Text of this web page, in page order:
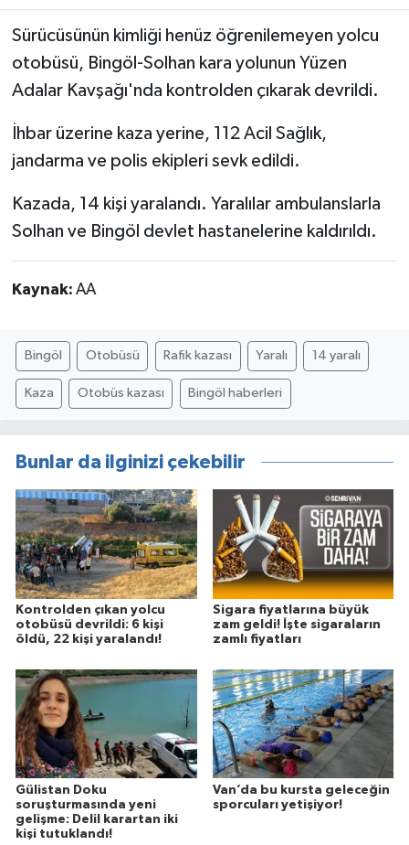
Sürücüsünün kimliği henüz öğrenilemeyen yolcu
otobüsü, Bingöl-Solhan kara yolunun Yüzen
Adalar Kavşağı'nda kontrolden çıkarak devrildi.
İhbar üzerine kaza yerine, 112 Acil Sağlık,
jandarma ve polis ekipleri sevk edildi.
Kazada, 14 kişi yaralandı. Yaralılar ambulanslarla
Solhan ve Bingöl devlet hastanelerine kaldırıldı.
Kaynak: AA
Bingöl Otobüsü Rafik kazası Yaralı 14 yaralı
Kaza Otobüs kazası Bingöl haberleri
Bunlar da ilginizi çekebilir
Kontrolden çıkan yolcu
otobüsü devrildi: 6 kişi
öldü, 22 kişi yaralandı!
Sigara fiyatlarına büyük
zam geldi! İşte sigaraların
zamlı fiyatları
Gülistan Doku
soruşturmasında yeni
gelişme: Delil karartan iki
kişi tutuklandı!
Van’da bu kursta geleceğin
sporcuları yetişiyor!